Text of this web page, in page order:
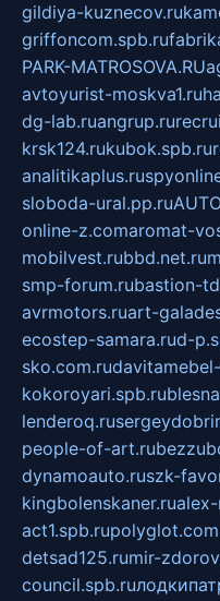
gildiya-kuznecov.ru
griffoncom.spb.ru
PARK-MATROSOVA.RU
avtoyurist-moskva1.ru
dg-lab.ruangrup.ru
krsk124.rukubok.spb.ru
analitikaplus.ru
sloboda-ural.pp.ru
online-z.comaromat-
mobilvest.rubbd.net.ru
smp-forum.rubastion-
avrmotors.ruart-
ecostep-samara.rud-
sko.com.ru
kokoroyari.spb.ru
lenderoq.ru
people-of-art.ru
dynamoauto.ruszk-
kingbolenskaner.ru
act1.spb.ru
detsad125.rumir-
council.spb.ru